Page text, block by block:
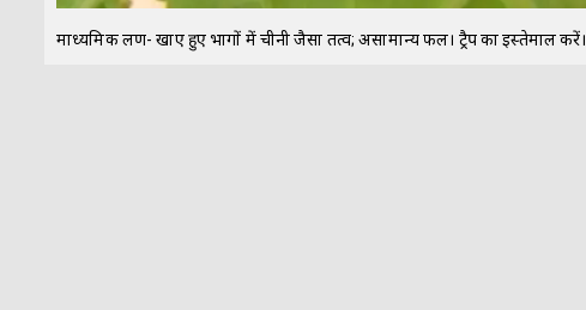
माध्यमिक लक्षण- खाए हुए भागों में चीनी जैसा तत्व; असामान्य फल। ट्रैप का इस्तेमाल करें।